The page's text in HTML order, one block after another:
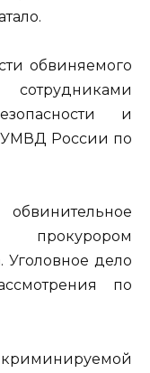
обвиняемого
и
УМВД России по
прокурором
Уголовное дело
по